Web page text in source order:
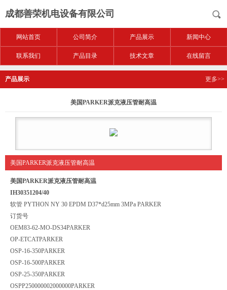
成都善荣机电设备有限公司
网站首页 公司简介 产品展示 新闻中心
联系我们 产品目录 技术文章 在线留言
产品展示 更多>>
美国PARKER派克液压管耐高温
美国PARKER派克液压管耐高温
美国PARKER派克液压管耐高温
IH30351204/40
软管 PYTHON NY 30 EPDM D37*d25mm 3MPa PARKER
订货号
OEM83-62-MO-DS34PARKER
OP-ETCATPARKER
OSP-16-350PARKER
OSP-16-500PARKER
OSP-25-350PARKER
OSPP250000002000000PARKER